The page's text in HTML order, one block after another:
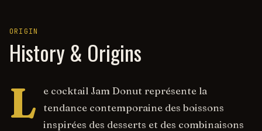
ORIGIN
History & Origins
L
e cocktail Jam Donut représente la
tendance contemporaine des boissons
inspirées des desserts et des combinaisons